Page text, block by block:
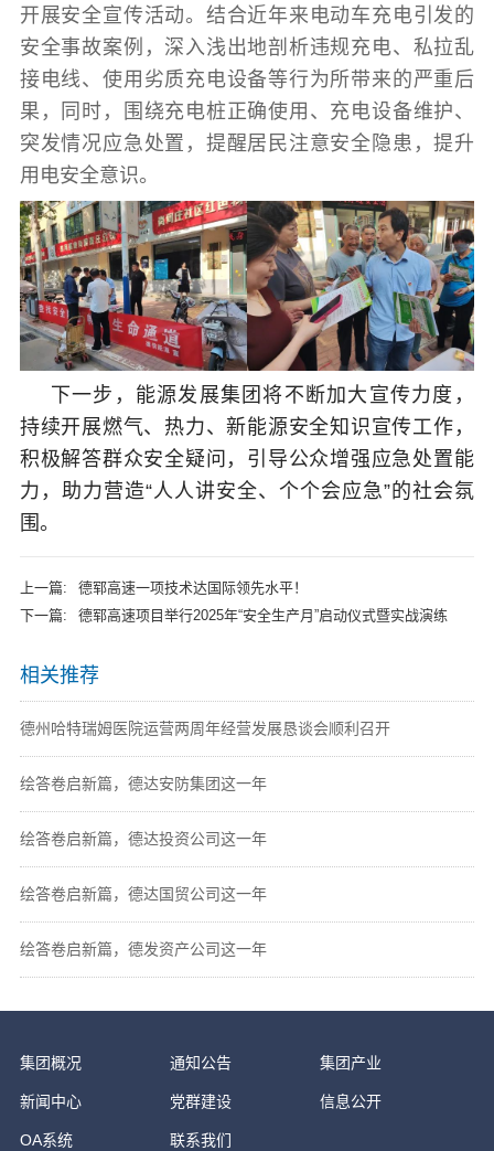
开展安全宣传活动。结合近年来电动车充电引发的
安全事故案例，深入浅出地剖析违规充电、私拉乱
接电线、使用劣质充电设备等行为所带来的严重后
果，同时，围绕充电桩正确使用、充电设备维护、
突发情况应急处置，提醒居民注意安全隐患，提升
用电安全意识。
下一步，能源发展集团将不断加大宣传力度，
持续开展燃气、热力、新能源安全知识宣传工作，
积极解答群众安全疑问，引导公众增强应急处置能
力，助力营造“人人讲安全、个个会应急”的社会氛
围。
上一篇:
德郓高速一项技术达国际领先水平！
下一篇:
德郓高速项目举行2025年“安全生产月”启动仪式暨实战演练
相关推荐
德州哈特瑞姆医院运营两周年经营发展恳谈会顺利召开
绘答卷启新篇，德达安防集团这一年
绘答卷启新篇，德达投资公司这一年
绘答卷启新篇，德达国贸公司这一年
绘答卷启新篇，德发资产公司这一年
集团概况 通知公告 集团产业
新闻中心 党群建设 信息公开
OA系统 联系我们